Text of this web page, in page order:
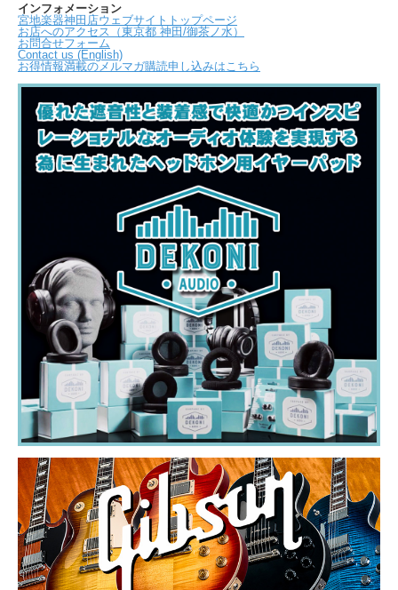
インフォメーション
宮地楽器神田店ウェブサイトトップページ
お店へのアクセス（東京都 神田/御茶ノ水）
お問合せフォーム
Contact us (English)
お得情報満載のメルマガ購読申し込みはこちら